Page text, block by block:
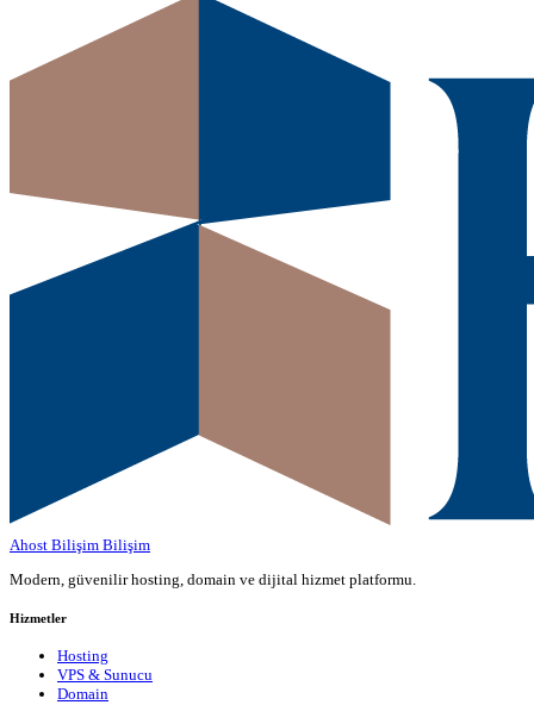
Ahost Bilişim Bilişim
Modern, güvenilir hosting, domain ve dijital hizmet platformu.
Hizmetler
Hosting
VPS & Sunucu
Domain